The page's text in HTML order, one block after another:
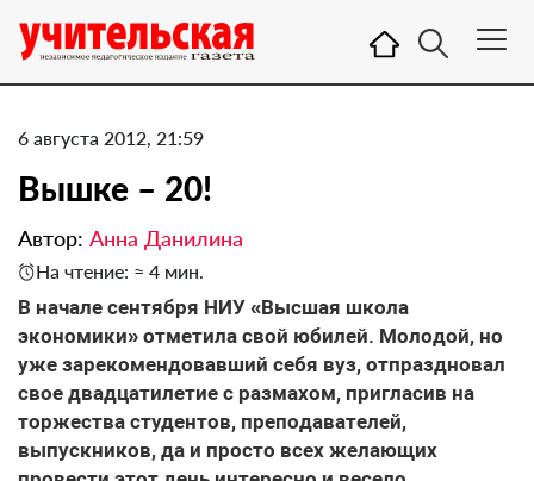
6 августа 2012, 21:59
Вышке – 20!
Автор: Анна Данилина
На чтение: ≈ 4 мин.
В начале сентября НИУ «Высшая школа
экономики» отметила свой юбилей. Молодой, но
уже зарекомендовавший себя вуз, отпраздновал
свое двадцатилетие с размахом, пригласив на
торжества студентов, преподавателей,
выпускников, да и просто всех желающих